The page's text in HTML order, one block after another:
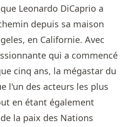
Leonardo DiCaprio a
depuis sa maison
en Californie. Avec
qui a commencé
cinq ans, la mégastar du
l'un des acteurs les plus
en étant également
la paix des Nations